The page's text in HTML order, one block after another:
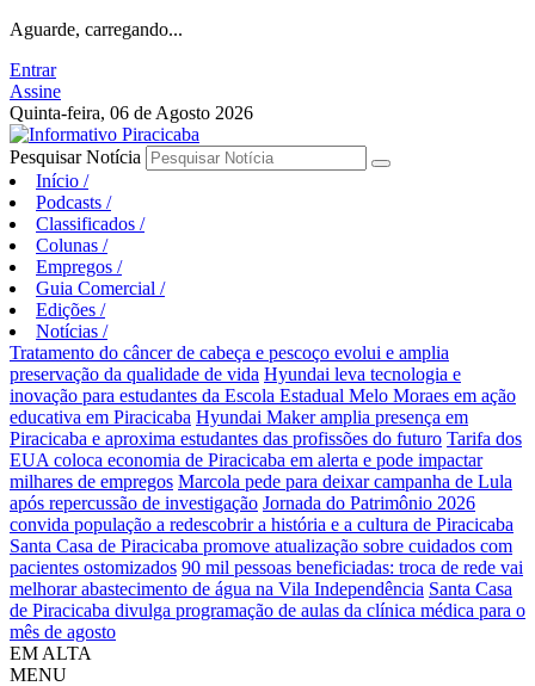
Aguarde, carregando...
Entrar
Assine
Quinta-feira, 06 de Agosto 2026
Pesquisar Notícia
Início /
Podcasts /
Classificados /
Colunas /
Empregos /
Guia Comercial /
Edições /
Notícias /
Tratamento do câncer de cabeça e pescoço evolui e amplia
preservação da qualidade de vida Hyundai leva tecnologia e
inovação para estudantes da Escola Estadual Melo Moraes em ação
educativa em Piracicaba Hyundai Maker amplia presença em
Piracicaba e aproxima estudantes das profissões do futuro Tarifa dos
EUA coloca economia de Piracicaba em alerta e pode impactar
milhares de empregos Marcola pede para deixar campanha de Lula
após repercussão de investigação Jornada do Patrimônio 2026
convida população a redescobrir a história e a cultura de Piracicaba
Santa Casa de Piracicaba promove atualização sobre cuidados com
pacientes ostomizados 90 mil pessoas beneficiadas: troca de rede vai
melhorar abastecimento de água na Vila Independência Santa Casa
de Piracicaba divulga programação de aulas da clínica médica para o
mês de agosto
EM ALTA
MENU